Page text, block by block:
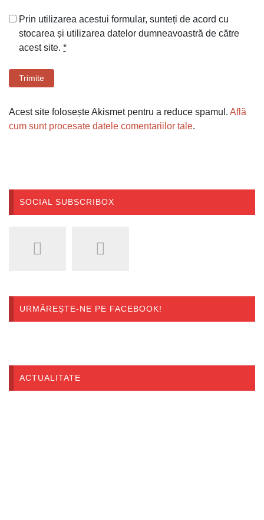
Prin utilizarea acestui formular, sunteți de acord cu
stocarea și utilizarea datelor dumneavoastră de către
acest site. *
Trimite
Acest site folosește Akismet pentru a reduce spamul. Află
cum sunt procesate datele comentariilor tale.
SOCIAL SUBSCRIBOX
URMĂREȘTE-NE PE FACEBOOK!
ACTUALITATE